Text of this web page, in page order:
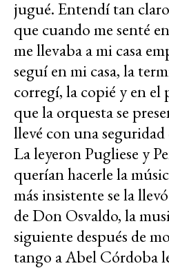
jugué. Entendí tan
que cuando me senté
me llevaba a mi casa
seguí en mi casa, la
corregí, la copié y en
que la orquesta se
llevé con una
La leyeron Pugliese y
querían hacerle la
más insistente se la
de Don Osvaldo, la
siguiente después de
tango a Abel Córdoba